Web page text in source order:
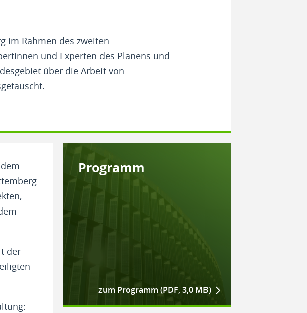
im Rahmen des zweiten
und Experten des Planens und
über die Arbeit von
der
Pro­gramm
zum Programm (PDF, 3,0 MB)